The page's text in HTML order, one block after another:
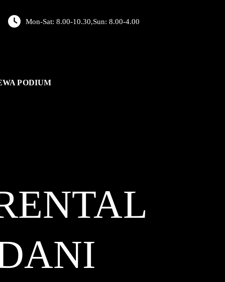
Mon-Sat: 8.00-10.30,Sun: 8.00-4.00
PODIUM